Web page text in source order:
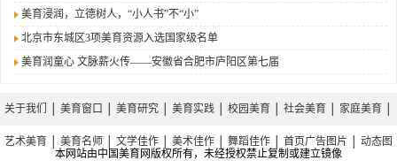
美育浸润，立德树人，“小人书”不“小”
北京市东城区3项美育资源入选国家级名单
美育润童心 文脉薪火传——安徽省合肥市庐阳区第七届
关于我们 美育窗口 美育研究 美育实践 校园美育 社会美育 家庭美育
艺术美育 美育名师 文学佳作 美术佳作 舞蹈佳作 首页广告图片
动态图
本网站由中国美育网版权所有，未经授权禁止复制或建立镜像